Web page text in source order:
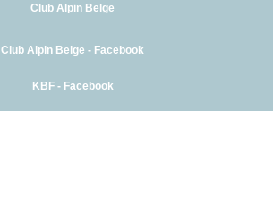
Club Alpin Belge
Club Alpin Belge - Facebook
KBF - Facebook